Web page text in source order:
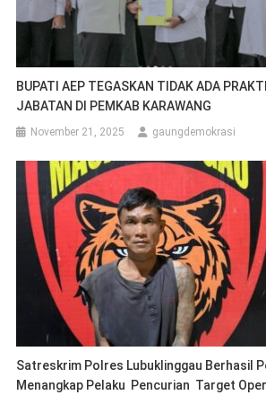
BUPATI AEP TEGASKAN TIDAK ADA
JABATAN DI PEMKAB KARAWANG
November 21, 2025 gaungdemokrasi
Satreskrim Polres Lubuklinggau Berhasil
Menangkap Pelaku Pencurian Target